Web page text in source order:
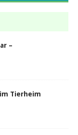
–
Tierheim